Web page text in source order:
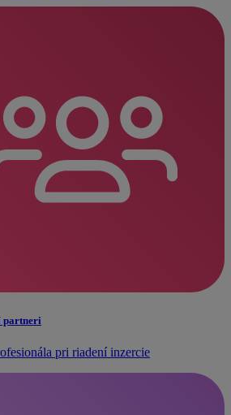
partneri
pri riadení inzercie